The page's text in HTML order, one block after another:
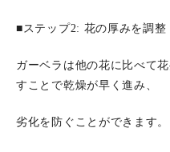
■ステップ2: 花の厚みを調整
ガーベラは他の花に比べて
すことで乾燥が早く進み、
劣化を防ぐことができます。